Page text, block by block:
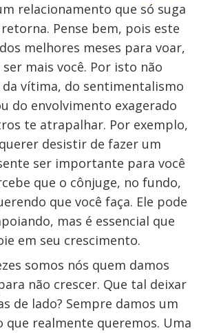
relacionamento que só suga
Pense bem, pois este
melhores meses para voar,
mais você. Por isto não
da vítima, do sentimentalismo
do envolvimento exagerado
te atrapalhar. Por exemplo,
desistir de fazer um
ser importante para você
que o cônjuge, no fundo,
que você faça. Ele pode
mas é essencial que
em seu crescimento.
somos nós quem damos
não crescer. Que tal deixar
de lado? Sempre damos um
que realmente queremos. Uma